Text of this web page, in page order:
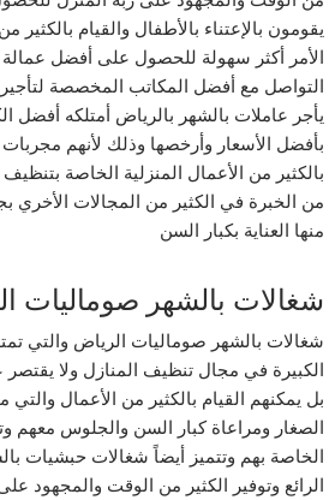
يقومون بالإعتناء بالأطفال والقيام بالكثير
الأمر أكثر سهولة للحصول على أفضل
التواصل مع أفضل المكاتب المخصصة
يأجر عاملات بالشهر بالرياض أمتلكه أفضل
بأفضل الأسعار وأرخصها وذلك لأنهم
بالكثير من الأعمال المنزلية الخاصة بتنظيف
من الخبرة في الكثير من المجالات الأخري
منها العناية بكبار السن
شغالات بالشهر صوماليات
شغالات بالشهر صوماليات الرياض والتي
الكبيرة في مجال تنظيف المنازل ولا
بل يمكنهم القيام بالكثير من الأعمال والتي
الصغار ومراعاة كبار السن والجلوس معهم
الخاصة بهم وتتميز أيضاً شغالات حبشيات
الرائع وتوفير الكثير من الوقت والمجهود